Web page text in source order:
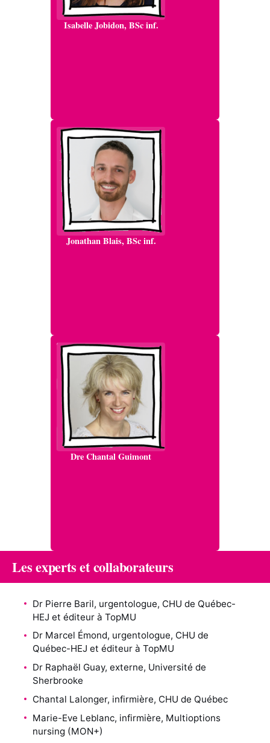
Isabelle Jobidon, BSc inf.
Jonathan Blais, BSc inf.
Dre Chantal Guimont
Les experts et collaborateurs
Dr Pierre Baril, urgentologue, CHU de Québec-
HEJ et éditeur à TopMU
Dr Marcel Émond, urgentologue, CHU de
Québec-HEJ et éditeur à TopMU
Dr Raphaël Guay, externe, Université de
Sherbrooke
Chantal Lalonger, infirmière, CHU de Québec
Marie-Eve Leblanc, infirmière, Multioptions
nursing (MON+)